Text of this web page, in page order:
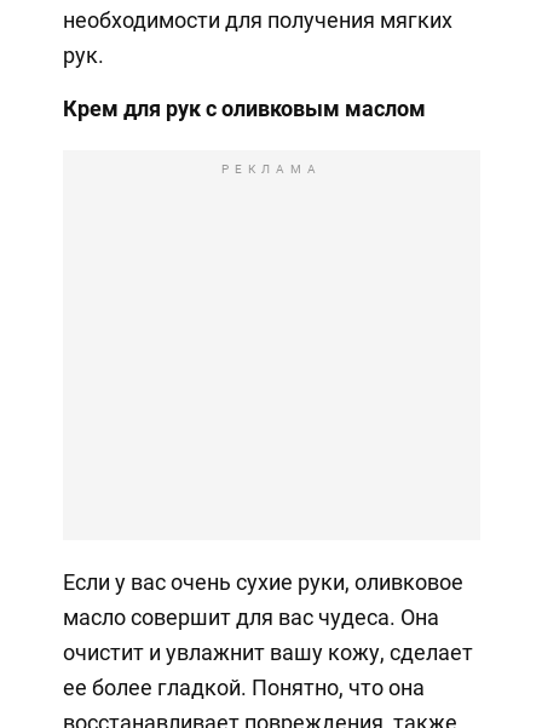
необходимости для получения мягких
рук.
Крем для рук с оливковым маслом
РЕКЛАМА
Если у вас очень сухие руки, оливковое
масло совершит для вас чудеса. Она
очистит и увлажнит вашу кожу, сделает
ее более гладкой. Понятно, что она
восстанавливает повреждения, также